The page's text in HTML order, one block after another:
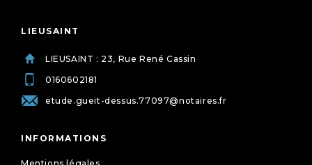
LIEUSAINT
LIEUSAINT : 23, Rue René Cassin
0160602181
etude.gueit-dessus.77097@notaires.fr
INFORMATIONS